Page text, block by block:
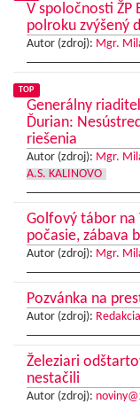
V spoločnosti ŽP
polroku zvýšený
Autor (zdroj): Mgr.
TOP
Generálny
Ďurian:
riešenia
Autor (zdroj): Mgr.
A.S. KALINOVO
Golfový tábor na
počasie, zábava
Autor (zdroj): Mgr.
Pozvánka na
Autor (zdroj): Redakcia
Železiari
nestačili
Autor (zdroj):